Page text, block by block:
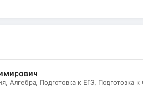
Алгебра, Подготовка к ЕГЭ, Подготовка к